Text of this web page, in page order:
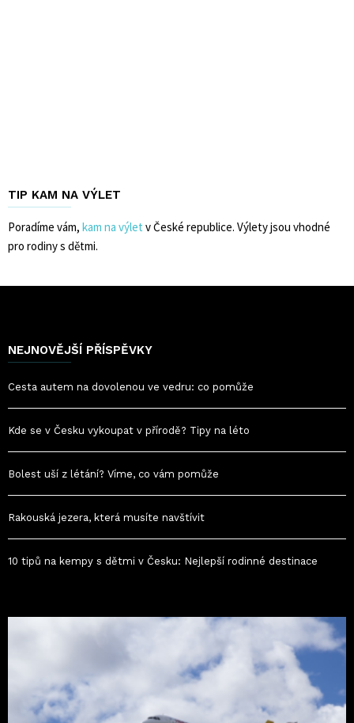
TIP KAM NA VÝLET
Poradíme vám, kam na výlet v České republice. Výlety jsou vhodné
pro rodiny s dětmi.
NEJNOVĚJŠÍ PŘÍSPĚVKY
Cesta autem na dovolenou ve vedru: co pomůže
Kde se v Česku vykoupat v přírodě? Tipy na léto
Bolest uší z létání? Víme, co vám pomůže
Rakouská jezera, která musíte navštívit
10 tipů na kempy s dětmi v Česku: Nejlepší rodinné destinace